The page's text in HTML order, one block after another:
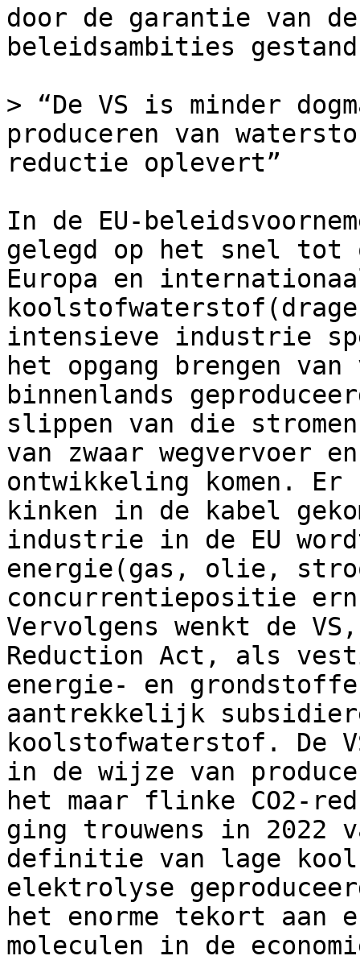
door de garantie van
beleidsambities
> “De VS is minder
produceren van
reductie oplevert”
In de EU-
gelegd op het snel tot
Europa en
intensieve industrie
het opgang brengen
binnenlands
slippen van die
van zwaar wegvervoer
ontwikkeling komen.
kinken in de kabel
industrie in de EU
energie(gas, olie,
concurrentiepositie
Vervolgens wenkt de
Reduction Act, als
energie- en
aantrekkelijk
koolstofwaterstof. De
in de wijze van
het maar flinke CO2-
ging trouwens in 2022
definitie van lage
elektrolyse
het enorme tekort aan
moleculen in de